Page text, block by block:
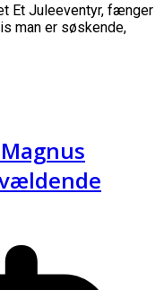
Et Juleeventyr, fænger
man er søskende,